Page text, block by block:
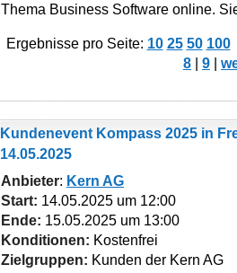
Thema Business Software online.
Ergebnisse pro Seite: 10 25 50 100
8
9
Kundenevent Kompass 2025 in
14.05.2025
Anbieter: Kern AG
Start: 14.05.2025 um 12:00
Ende: 15.05.2025 um 13:00
Konditionen: Kostenfrei
Zielgruppen: Kunden der Kern AG